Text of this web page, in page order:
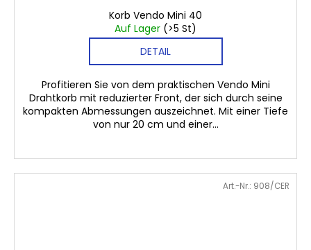
Korb Vendo Mini 40
Auf Lager (>5 St)
DETAIL
Profitieren Sie von dem praktischen Vendo Mini
Drahtkorb mit reduzierter Front, der sich durch seine
kompakten Abmessungen auszeichnet. Mit einer Tiefe
von nur 20 cm und einer...
Art.-Nr.: 908/CER